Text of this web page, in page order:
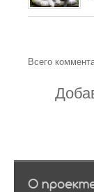
Всего
О